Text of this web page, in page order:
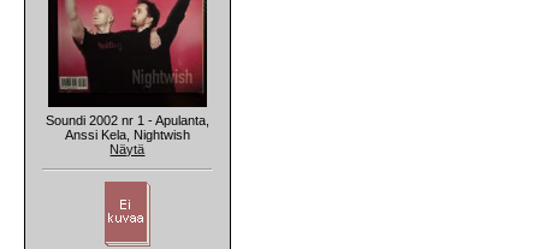
Soundi 2002 nr 1 - Apulanta,
Anssi Kela, Nightwish
Näytä